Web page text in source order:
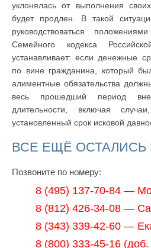
уклонялась от выполнения
будет продлен. В такой
руководствоваться
Семейного кодекса
устанавливает: если денежные
по вине гражданина, который
алиментные обязательства
весь прошедший период
длительности, включая
установленный срок исковой
ВСЕ ЕЩЁ
Позвоните по номеру:
8 (495) 137-70-84 —
8 (812) 426-34-08 —
8 (343) 339-42-60 —
8 (800) 333-45-16